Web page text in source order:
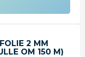
2 MM
OM 150 M)